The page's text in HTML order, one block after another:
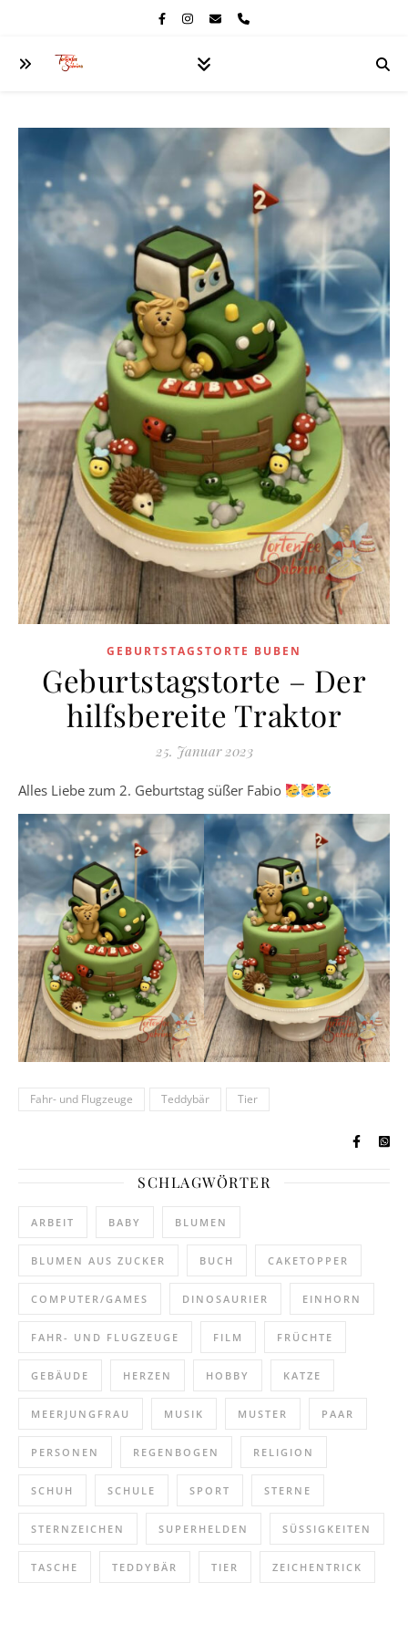
GEBURTSTAGSTORTE BUBEN
Geburtstagstorte – Der
hilfsbereite Traktor
25. Januar 2023
Alles Liebe zum 2. Geburtstag süßer Fabio
Fahr- und Flugzeuge Teddybär Tier
SCHLAGWÖRTER
ARBEIT BABY BLUMEN
BLUMEN AUS ZUCKER BUCH CAKETOPPER
COMPUTER/GAMES DINOSAURIER EINHORN
FAHR- UND FLUGZEUGE FILM FRÜCHTE
GEBÄUDE HERZEN HOBBY KATZE
MEERJUNGFRAU MUSIK MUSTER PAAR
PERSONEN REGENBOGEN RELIGION
SCHUH SCHULE SPORT STERNE
STERNZEICHEN SUPERHELDEN SÜSSIGKEITEN
TASCHE TEDDYBÄR TIER ZEICHENTRICK